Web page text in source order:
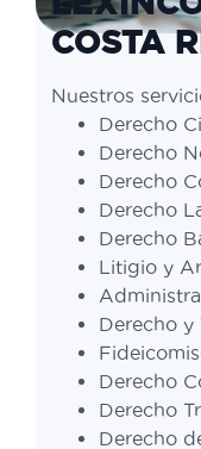
COSTA
Nuestros
Derecho
Derecho
Derecho
Derecho
Derecho
Litigio y
Derecho y
Derecho
Derecho
Derecho